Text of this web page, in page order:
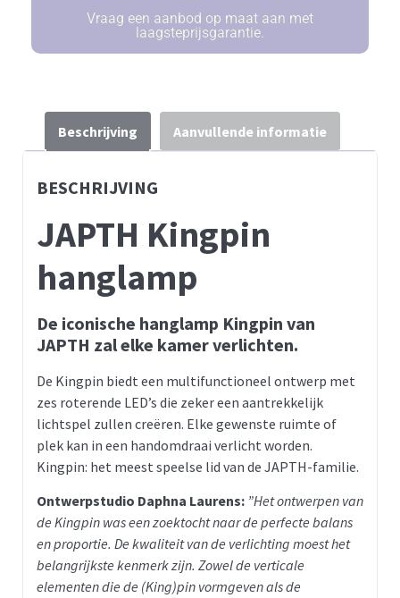
Vraag een aanbod op maat aan met
laagsteprijsgarantie.
Beschrijving Aanvullende informatie
BESCHRIJVING
JAPTH Kingpin
hanglamp
De iconische hanglamp Kingpin van
JAPTH zal elke kamer verlichten.
De Kingpin biedt een multifunctioneel ontwerp met
zes roterende LED’s die zeker een aantrekkelijk
lichtspel zullen creëren. Elke gewenste ruimte of
plek kan in een handomdraai verlicht worden.
Kingpin: het meest speelse lid van de JAPTH-familie.
Ontwerpstudio Daphna Laurens: ”Het ontwerpen van
de Kingpin was een zoektocht naar de perfecte balans
en proportie. De kwaliteit van de verlichting moest het
belangrijkste kenmerk zijn. Zowel de verticale
elementen die de (King)pin vormgeven als de